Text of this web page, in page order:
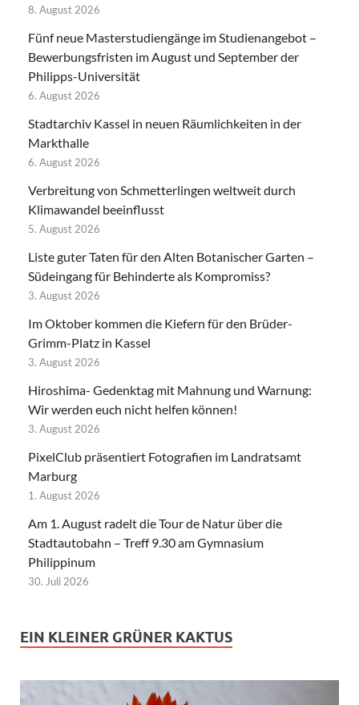
8. August 2026
Fünf neue Masterstudiengänge im Studienangebot –
Bewerbungsfristen im August und September der
Philipps-Universität
6. August 2026
Stadtarchiv Kassel in neuen Räumlichkeiten in der
Markthalle
6. August 2026
Verbreitung von Schmetterlingen weltweit durch
Klimawandel beeinflusst
5. August 2026
Liste guter Taten für den Alten Botanischer Garten –
Südeingang für Behinderte als Kompromiss?
3. August 2026
Im Oktober kommen die Kiefern für den Brüder-
Grimm-Platz in Kassel
3. August 2026
Hiroshima- Gedenktag mit Mahnung und Warnung:
Wir werden euch nicht helfen können!
3. August 2026
PixelClub präsentiert Fotografien im Landratsamt
Marburg
1. August 2026
Am 1. August radelt die Tour de Natur über die
Stadtautobahn – Treff 9.30 am Gymnasium
Philippinum
30. Juli 2026
EIN KLEINER GRÜNER KAKTUS